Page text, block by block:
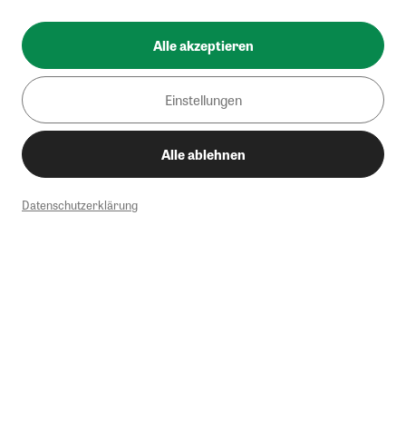
Alle akzeptieren
Einstellungen
Alle ablehnen
Datenschutzerklärung